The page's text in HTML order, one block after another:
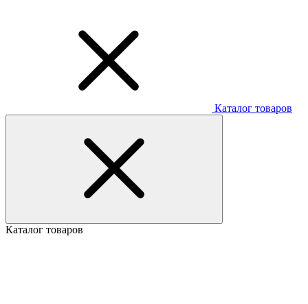
Каталог товаров
Каталог товаров